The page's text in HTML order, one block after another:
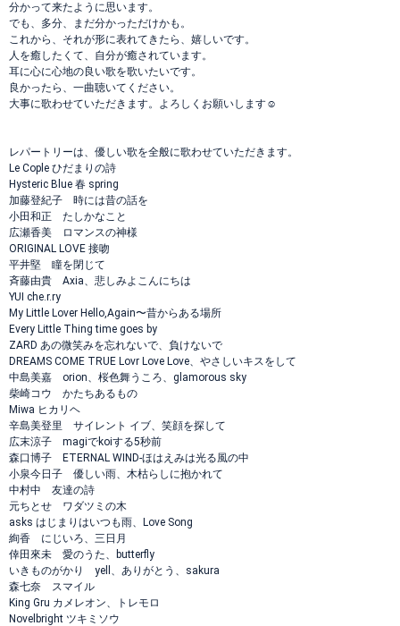
分かって来たように思います。
でも、多分、まだ分かっただけかも。
これから、それが形に表れてきたら、嬉しいです。
人を癒したくて、自分が癒されています。
耳に心に心地の良い歌を歌いたいです。
良かったら、一曲聴いてください。
大事に歌わせていただきます。よろしくお願いします☺️
レパートリーは、優しい歌を全般に歌わせていただきます。
Le Cople ひだまりの詩
Hysteric Blue 春 spring
加藤登紀子 時には昔の話を
小田和正 たしかなこと
広瀬香美 ロマンスの神様
ORIGINAL LOVE 接吻
平井堅 瞳を閉じて
斉藤由貴 Axia、悲しみよこんにちは
YUI che.r.ry
My Little Lover Hello,Again〜昔からある場所
Every Little Thing time goes by
ZARD あの微笑みを忘れないで、負けないで
DREAMS COME TRUE Lovr Love Love、やさしいキスをして
中島美嘉 orion、桜色舞うころ、glamorous sky
柴崎コウ かたちあるもの
Miwa ヒカリヘ
辛島美登里 サイレント イブ、笑顔を探して
広末涼子 magiでkoiする5秒前
森口博子 ETERNAL WIND-ほはえみは光る風の中
小泉今日子 優しい雨、木枯らしに抱かれて
中村中 友達の詩
元ちとせ ワダツミの木
asks はじまりはいつも雨、Love Song
絢香 にじいろ、三日月
倖田來未 愛のうた、butterfly
いきものがかり yell、ありがとう、sakura
森七奈 スマイル
King Gru カメレオン、トレモロ
Novelbright ツキミソウ